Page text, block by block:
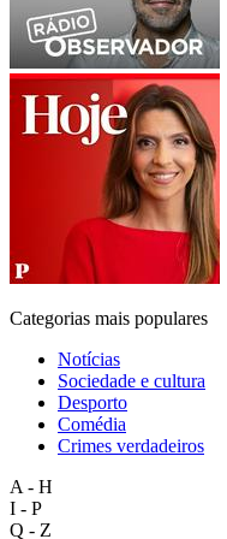
Categorias mais populares
Notícias
Sociedade e cultura
Desporto
Comédia
Crimes verdadeiros
A - H
I - P
Q - Z